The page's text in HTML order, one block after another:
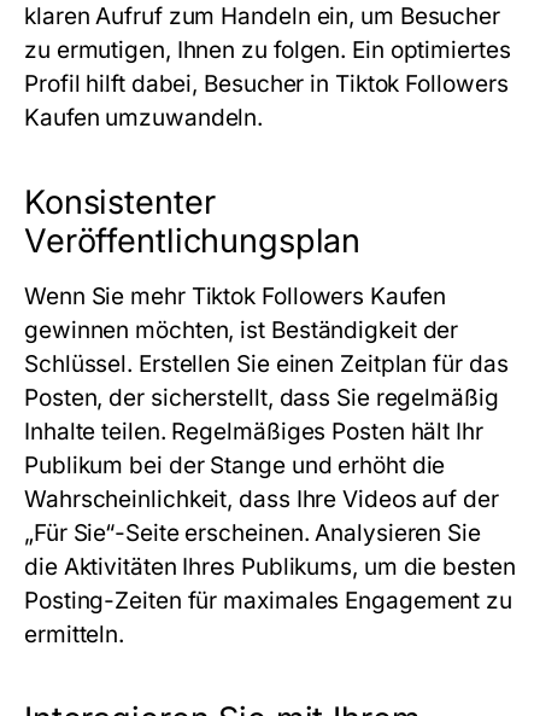
klaren Aufruf zum Handeln ein, um Besucher
zu ermutigen, Ihnen zu folgen. Ein optimiertes
Profil hilft dabei, Besucher in Tiktok Followers
Kaufen umzuwandeln.
Konsistenter
Veröffentlichungsplan
Wenn Sie mehr Tiktok Followers Kaufen
gewinnen möchten, ist Beständigkeit der
Schlüssel. Erstellen Sie einen Zeitplan für das
Posten, der sicherstellt, dass Sie regelmäßig
Inhalte teilen. Regelmäßiges Posten hält Ihr
Publikum bei der Stange und erhöht die
Wahrscheinlichkeit, dass Ihre Videos auf der
„Für Sie“-Seite erscheinen. Analysieren Sie
die Aktivitäten Ihres Publikums, um die besten
Posting-Zeiten für maximales Engagement zu
ermitteln.